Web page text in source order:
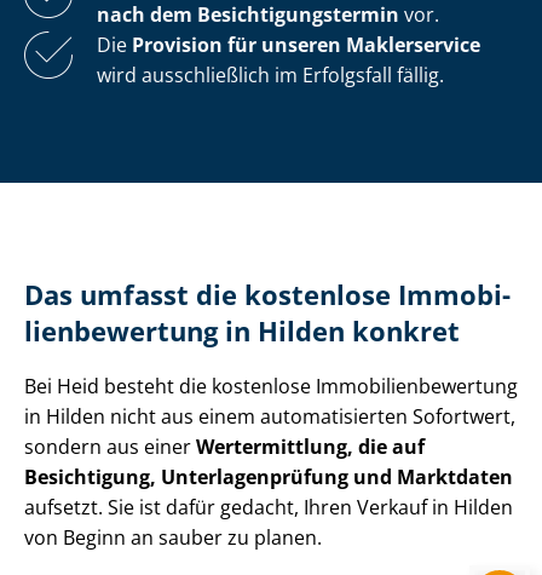
nach dem Be­sich­ti­gungs­ter­min vor.
Die Provision für unseren Maklerservice
wird ausschließlich im Erfolgsfall fällig.
Das umfasst die kostenlose Im­mo­bi­
li­en­be­wer­tung in Hilden konkret
Bei Heid besteht die kostenlose Im­mo­bi­li­en­be­wer­tung
in Hilden nicht aus einem automatisierten Sofortwert,
sondern aus einerWertermittlung, die auf
Besichtigung, Un­ter­la­gen­prü­fung und Marktdaten
aufsetzt. Sie ist dafür gedacht, Ihren Verkauf in Hilden
von Beginn an sauber zu planen.